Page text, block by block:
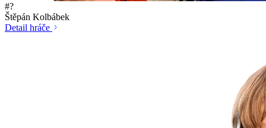
#?
Štěpán Kolbábek
Detail hráče